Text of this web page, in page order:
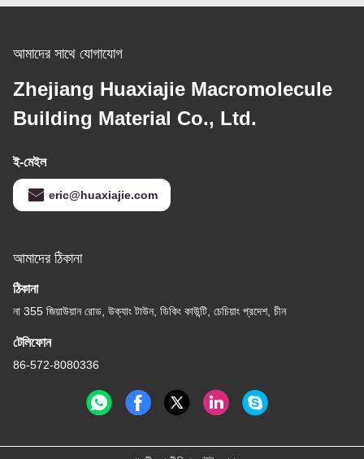
আমাদের সাথে যোগাযোগ
Zhejiang Huaxiajie Macromolecule
Building Material Co., Ltd.
ই-মেইল
eric@huaxiajie.com
আমাদের ঠিকানা
ঠিকানা
না 355 জিয়াউয়ান রোড, উক্যাং টাউন, ডিকিং কাউন্টি, চেচিয়াং প্রদেশ, চীন
টেলিফোন
86-572-8080336